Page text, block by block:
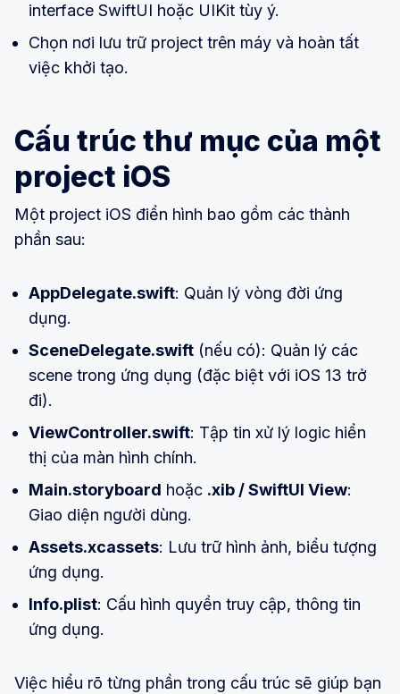
interface SwiftUI hoặc UIKit tùy ý.
Chọn nơi lưu trữ project trên máy và hoàn tất
việc khởi tạo.
Cấu trúc thư mục của một
project iOS
Một project iOS điển hình bao gồm các thành
phần sau:
AppDelegate.swift: Quản lý vòng đời ứng
dụng.
SceneDelegate.swift (nếu có): Quản lý các
scene trong ứng dụng (đặc biệt với iOS 13 trở
đi).
ViewController.swift: Tập tin xử lý logic hiển
thị của màn hình chính.
Main.storyboard hoặc .xib / SwiftUI View:
Giao diện người dùng.
Assets.xcassets: Lưu trữ hình ảnh, biểu tượng
ứng dụng.
Info.plist: Cấu hình quyền truy cập, thông tin
ứng dụng.
Việc hiểu rõ từng phần trong cấu trúc sẽ giúp bạn